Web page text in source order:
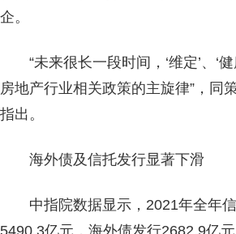
企。
“未来很长一段时间，‘维定’、‘
房地产行业相关政策的主旋律”，同
指出。
海外债及信托发行显著下滑
中指院数据显示，2021年全年
5490.3亿元，海外债发行2682.9亿